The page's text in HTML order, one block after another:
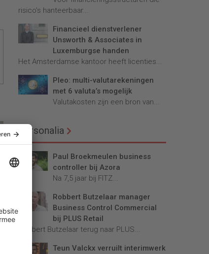
risico’s hanteerbaar...
Financieel dienstverlener
Unsworth & Associates in
Luxemburgse handen
Het Amsterdamse kantoor heeft licenties...
Pleo: multi-valutarekeningen
met 6 valuta’s mogelijk
Valutakosten zijn een bron van...
Personalia
Paul Broekmeulen business
controller bij Azora
Na 7,5 jaar bij FITZ...
Robbert Butzelaar manager
Business Control Commercial
bij PLUS Retail
Robbert Butzelaar terug naar PLUS...
Teun Valckx verruilt interimwerk